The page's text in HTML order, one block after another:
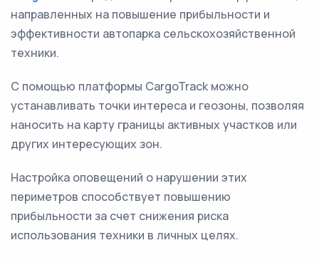
направленных на повышение прибыльности и
эффективности автопарка сельскохозяйственной
техники.
С помощью платформы CargoTrack можно
устанавливать точки интереса и геозоны, позволяя
наносить на карту границы активных участков или
других интересующих зон.
Настройка оповещений о нарушении этих
периметров способствует повышению
прибыльности за счет снижения риска
использования техники в личных целях.